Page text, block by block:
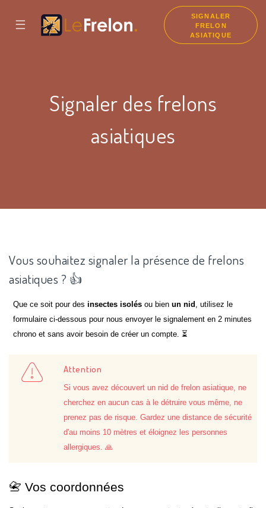
☰
SIGNALER
FRELON
ASIATIQUE
Signaler des frelons
asiatiques
Vous souhaitez signaler la présence de frelons
asiatiques ? 👍
Que ce soit pour desinsectes isolés ou bienun nid , utilisez le
formulaire ci-dessous pour nous envoyer le signalement en 2 minutes
chrono et sans avoir besoin de créer un compte. ⏳
Attention
Si vous avez découvert un nid de frelon asiatique, ne
cherchez en aucun cas à le détruire vous même, ne
prenez pas de risque. Gardez une distance de sécurité
d'au moins 10 mètres et éloignez les personnes
allergiques. 🙏
📇 Vos coordonnées